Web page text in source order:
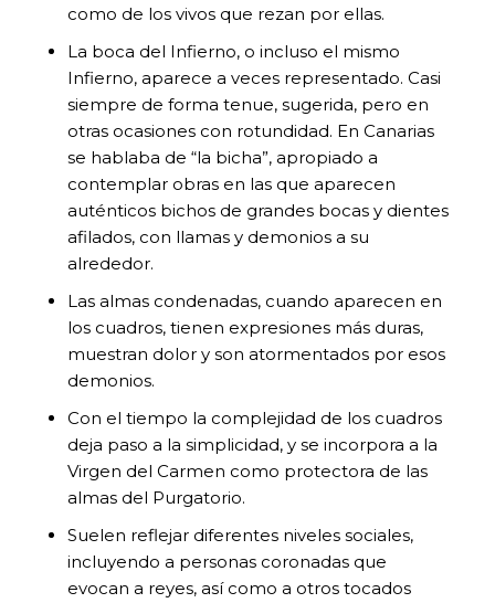
como de los vivos que rezan por ellas.
La boca del Infierno, o incluso el mismo
Infierno, aparece a veces representado. Casi
siempre de forma tenue, sugerida, pero en
otras ocasiones con rotundidad. En Canarias
se hablaba de “la bicha”, apropiado a
contemplar obras en las que aparecen
auténticos bichos de grandes bocas y dientes
afilados, con llamas y demonios a su
alrededor.
Las almas condenadas, cuando aparecen en
los cuadros, tienen expresiones más duras,
muestran dolor y son atormentados por esos
demonios.
Con el tiempo la complejidad de los cuadros
deja paso a la simplicidad, y se incorpora a la
Virgen del Carmen como protectora de las
almas del Purgatorio.
Suelen reflejar diferentes niveles sociales,
incluyendo a personas coronadas que
evocan a reyes, así como a otros tocados